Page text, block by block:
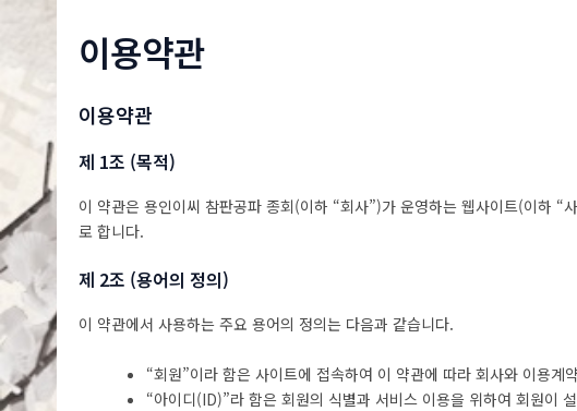
이용약관
이용약관
제 1조 (목적)
이 약관은 용인이씨 참판공파 종회(이하 “회사”)가 운영하는 웹사이트(이하
로 합니다.
제 2조 (용어의 정의)
이 약관에서 사용하는 주요 용어의 정의는 다음과 같습니다.
“회원”이라 함은 사이트에 접속하여 이 약관에 따라 회사와 이용
“아이디(ID)”라 함은 회원의 식별과 서비스 이용을 위하여 회원이